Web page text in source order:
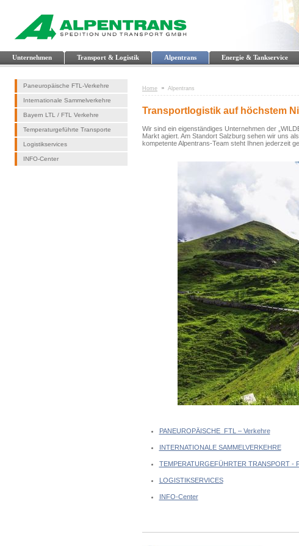
Unternehmen Transport & Logistik Alpentrans Energie & Tankservice
Paneuropäische FTL-Verkehre
Internationale Sammelverkehre
Bayern LTL / FTL Verkehre
Temperaturgeführte Transporte
Logistikservices
INFO-Center
Home Alpentrans
Transportlogistik auf höchstem
Wir sind ein eigenständiges Unternehmen der
Markt agiert. Am Standort Salzburg sehen wir uns
kompetente Alpentrans-Team steht Ihnen jederzeit
PANEUROPÄISCHE FTL – Verkehre
INTERNATIONALE SAMMELVERKEHRE
TEMPERATURGEFÜHRTER TRANSPORT -
LOGISTIKSERVICES
INFO-Center